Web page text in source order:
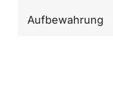
Aufbewahrung